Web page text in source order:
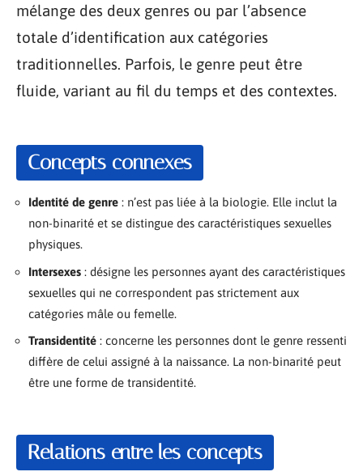
mélange des deux genres ou par l’absence
totale d’identification aux catégories
traditionnelles. Parfois, le genre peut être
fluide, variant au fil du temps et des contextes.
Concepts connexes
Identité de genre : n’est pas liée à la biologie. Elle inclut la
non-binarité et se distingue des caractéristiques sexuelles
physiques.
Intersexes : désigne les personnes ayant des caractéristiques
sexuelles qui ne correspondent pas strictement aux
catégories mâle ou femelle.
Transidentité : concerne les personnes dont le genre ressenti
diffère de celui assigné à la naissance. La non-binarité peut
être une forme de transidentité.
Relations entre les concepts